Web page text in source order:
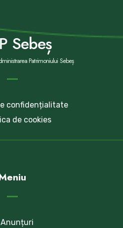
Sebeș
Patrimoniului Sebeș
confidențialitate
de cookies
Anunțuri